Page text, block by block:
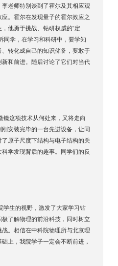
老师特别谈到了霍尔及其相应观
。霍尔在发现量子的霍尔效应之
他勇于挑战、钻研权威的“定
同学，在学习和科研中，要学知
转化成自己的知识储备，要敢于
和前进。随后讨论了它们对当代
这项技术从何处来，又将走向
安装完毕的一台先进设备，让同
原子尺度下结构与电子结构的关
学发现背后的趣事。同学们的反
生的视野，激发了大家学习钻
了解物理的前沿科技，同时树立
。相信在中科院物理所与北京理
上，我院学子一定会不断前进，